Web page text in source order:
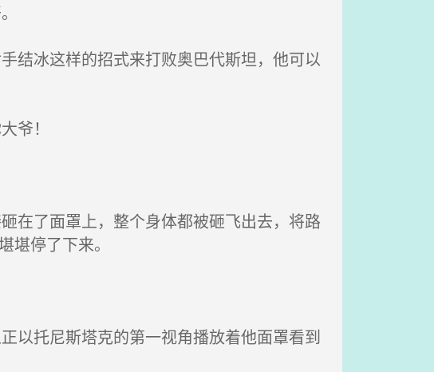
结冰这样的招式来打败奥巴代斯坦，他可以
爷！
在了面罩上，整个身体都被砸飞出去，将路
停了下来。
以托尼斯塔克的第一视角播放着他面罩看到